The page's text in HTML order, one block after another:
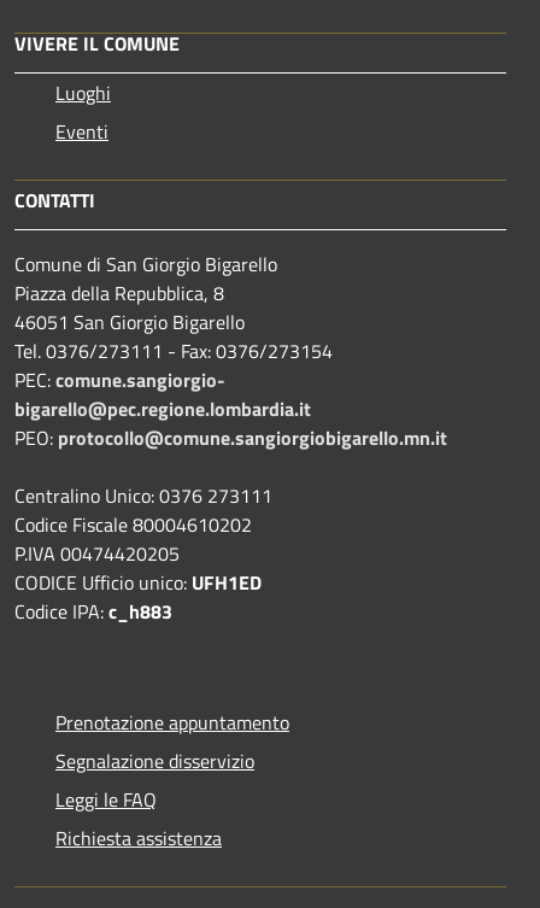
VIVERE IL COMUNE
Luoghi
Eventi
CONTATTI
Comune di San Giorgio Bigarello
Piazza della Repubblica, 8
46051 San Giorgio Bigarello
Tel. 0376/273111 - Fax: 0376/273154
PEC:comune.sangiorgio-
bigarello@pec.regione.lombardia.it
PEO: protocollo@comune.sangiorgiobigarello.mn.it
Centralino Unico: 0376 273111
Codice Fiscale 80004610202
P.IVA 00474420205
CODICE Ufficio unico: UFH1ED
Codice IPA:c_h883
Prenotazione appuntamento
Segnalazione disservizio
Leggi le FAQ
Richiesta assistenza